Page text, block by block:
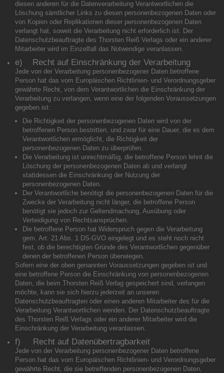
diesen anderen für die Datenverarbeitung Verantwortlichen die
Löschung sämtlicher Links zu diesen personenbezogenen Daten oder
von Kopien oder Replikationen dieser personenbezogenen Daten
verlangt hat, soweit die Verarbeitung nicht erforderlich ist. Der
Datenschutzbeauftragte des Thorsten Reiß Verlags oder ein anderer
Mitarbeiter wird im Einzelfall das Notwendige veranlassen.
e) Recht auf Einschränkung der Verarbeitung
Jede von der Verarbeitung personenbezogener Daten betroffene
Person hat das vom Europäischen Richtlinien- und Verordnungsgeber
gewährte Recht, von dem Verantwortlichen die Einschränkung der
Verarbeitung zu verlangen, wenn eine der folgenden Voraussetzungen
gegeben ist:
Die Richtigkeit der personenbezogenen Daten wird von der
betroffenen Person bestritten, und zwar für eine Dauer, die es dem
Verantwortlichen ermöglicht, die Richtigkeit der
personenbezogenen Daten zu überprüfen.
Die Verarbeitung ist unrechtmäßig, die betroffene Person lehnt die
Löschung der personenbezogenen Daten ab und verlangt
stattdessen die Einschränkung der Nutzung der
personenbezogenen Daten.
Der Verantwortliche benötigt die personenbezogenen Daten für die
Zwecke der Verarbeitung nicht länger, die betroffene Person
benötigt sie jedoch zur Geltendmachung, Ausübung oder
Verteidigung von Rechtsansprüchen.
Die betroffene Person hat Widerspruch gegen die Verarbeitung
gem. Art. 21 Abs. 1 DS-GVO eingelegt und es steht noch nicht
fest, ob die berechtigten Gründe des Verantwortlichen gegenüber
denen der betroffenen Person überwiegen.
Sofern eine der oben genannten Voraussetzungen gegeben ist und
eine betroffene Person die Einschränkung von personenbezogenen
Daten, die beim Thorsten Reiß Verlag gespeichert sind, verlangen
möchte, kann sie sich hierzu jederzeit an unseren
Datenschutzbeauftragten oder einen anderen Mitarbeiter des für die
Verarbeitung Verantwortlichen wenden. Der Datenschutzbeauftragte
des Thorsten Reiß Verlags oder ein anderer Mitarbeiter wird die
Einschränkung der Verarbeitung veranlassen.
f) Recht auf Datenübertragbarkeit
Jede von der Verarbeitung personenbezogener Daten betroffene
Person hat das vom Europäischen Richtlinien- und Verordnungsgeber
gewährte Recht, die sie betreffenden personenbezogenen Daten,